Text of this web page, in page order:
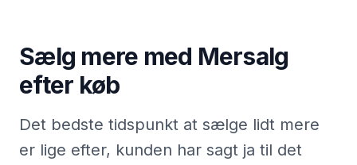
Sælg mere med Mersalg
efter køb
Det bedste tidspunkt at sælge lidt mere
er lige efter, kunden har sagt ja til det